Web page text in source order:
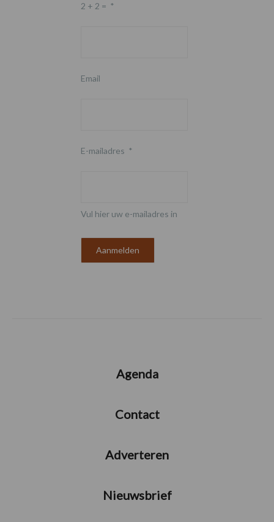
2 + 2 = *
Email
E-mailadres *
Vul hier uw e-mailadres in
Agenda
Contact
Adverteren
Nieuwsbrief